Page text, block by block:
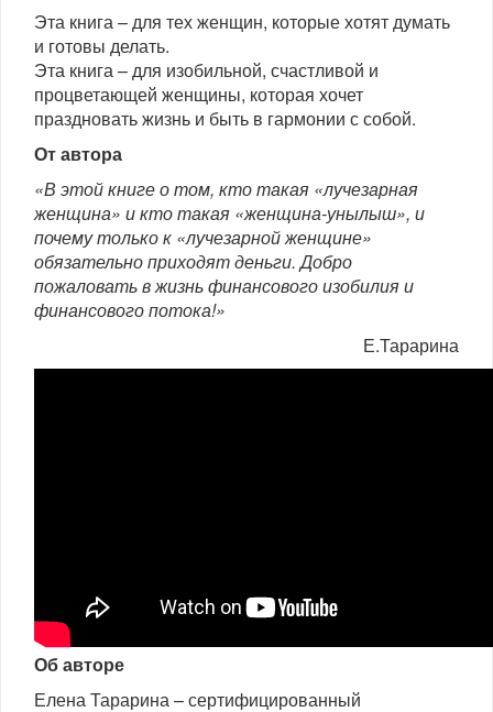
Эта книга – для тех женщин, которые хотят думать
и готовы делать.
Эта книга – для изобильной, счастливой и
процветающей женщины, которая хочет
праздновать жизнь и быть в гармонии с собой.
От автора
«В этой книге о том, кто такая «лучезарная
женщина» и кто такая «женщина-унылыш», и
почему только к «лучезарной женщине»
обязательно приходят деньги. Добро
пожаловать в жизнь финансового изобилия и
финансового потока!»
Е.Тарарина
Об авторе
Елена Тарарина – сертифицированный